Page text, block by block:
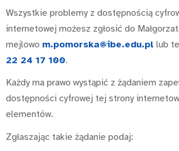
Wszystkie problemy z dostępnością
internetowej możesz zgłosić do
mejlowo m.pomorska@ibe.edu.pl lub
22 24 17 100.
Każdy ma prawo wystąpić z żądaniem
dostępności cyfrowej tej strony
elementów.
Zgłaszając takie żądanie podaj: